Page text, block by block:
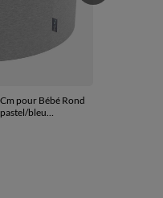
pour Bébé Rond
bleu